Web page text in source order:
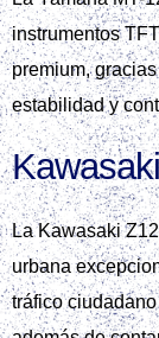
instrumentos
premium,
estabilidad y
La Kawasaki
urbana
tráfico